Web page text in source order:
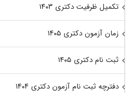
تکمیل ظرفیت دکتری ۱۴۰۳
زمان آزمون دکتری ۱۴۰۵
ثبت نام دکتری ۱۴۰۵
دفترچه ثبت نام آزمون دکتری ۱۴۰۴